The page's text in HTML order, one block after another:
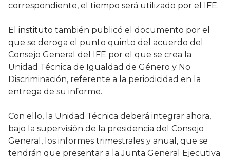
correspondiente, el tiempo será utilizado por el IFE.
El instituto también publicó el documento por el
que se deroga el punto quinto del acuerdo del
Consejo General del IFE por el que se crea la
Unidad Técnica de Igualdad de Género y No
Discriminación, referente a la periodicidad en la
entrega de su informe.
Con ello, la Unidad Técnica deberá integrar ahora,
bajo la supervisión de la presidencia del Consejo
General, los informes trimestrales y anual, que se
tendrán que presentar a la Junta General Ejecutiva